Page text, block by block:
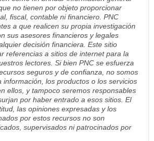
no tienen por objeto proporcionar
fiscal, contable ni financiero. PNC
a que realicen su propia investigación
sus asesores financieros y legales
decisión financiera. Este sitio
referencias a sitios de internet para la
lectores. Si bien PNC se esfuerza
seguros y de confianza, no somos
información, los productos o los servicios
ellos, y tampoco seremos responsables
por haber entrado a esos sitios. El
las opiniones expresadas y los
por estos recursos no son
supervisados ni patrocinados por